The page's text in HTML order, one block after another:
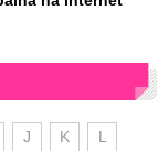
J K L